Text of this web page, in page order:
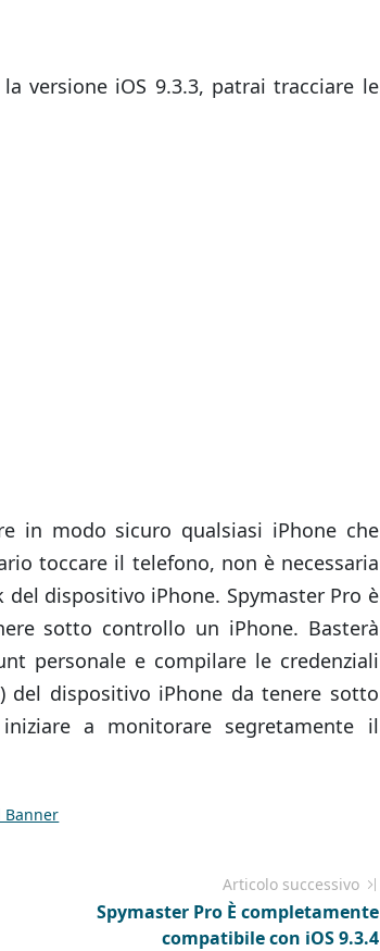
versione iOS 9.3.3, patrai tracciare le
in modo sicuro qualsiasi iPhone che
toccare il telefono, non è necessaria
dispositivo iPhone. Spymaster Pro è
sotto controllo un iPhone. Basterà
personale e compilare le credenziali
del dispositivo iPhone da tenere sotto
a monitorare segretamente il
Articolo successivo
Spymaster Pro È completamente
compatibile con iOS 9.3.4